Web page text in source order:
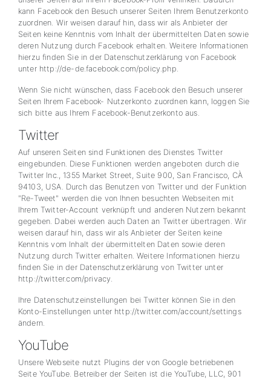
kann Facebook den Besuch unserer Seiten Ihrem Benutzerkonto
zuordnen. Wir weisen darauf hin, dass wir als Anbieter der
Seiten keine Kenntnis vom Inhalt der übermittelten Daten sowie
deren Nutzung durch Facebook erhalten. Weitere Informationen
hierzu finden Sie in der Datenschutzerklärung von Facebook
unter http://de-de.facebook.com/policy.php.
Wenn Sie nicht wünschen, dass Facebook den Besuch unserer
Seiten Ihrem Facebook- Nutzerkonto zuordnen kann, loggen Sie
sich bitte aus Ihrem Facebook-Benutzerkonto aus.
Twitter
Auf unseren Seiten sind Funktionen des Dienstes Twitter
eingebunden. Diese Funktionen werden angeboten durch die
Twitter Inc., 1355 Market Street, Suite 900, San Francisco, CÀ
94103, USA. Durch das Benutzen von Twitter und der Funktion
"Re-Tweet" werden die von Ihnen besuchten Webseiten mit
Ihrem Twitter-Account verknüpft und anderen Nutzern bekannt
gegeben. Dabei werden auch Daten an Twitter übertragen. Wir
weisen darauf hin, dass wir als Anbieter der Seiten keine
Kenntnis vom Inhalt der übermittelten Daten sowie deren
Nutzung durch Twitter erhalten. Weitere Informationen hierzu
finden Sie in der Datenschutzerklärung von Twitter unter
http://twitter.com/privacy.
Ihre Datenschutzeinstellungen bei Twitter können Sie in den
Konto-Einstellungen unter http://twitter.com/account/settings
ändern.
YouTube
Unsere Webseite nutzt Plugins der von Google betriebenen
Seite YouTube. Betreiber der Seiten ist die YouTube, LLC, 901